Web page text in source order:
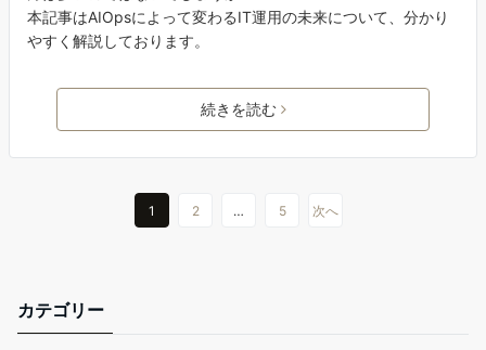
本記事はAIOpsによって変わるIT運用の未来について、分かり
やすく解説しております。
続きを読む
1 2 … 5 次へ
カテゴリー